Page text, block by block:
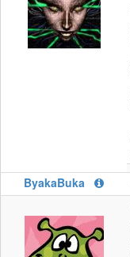
ByakaBuka